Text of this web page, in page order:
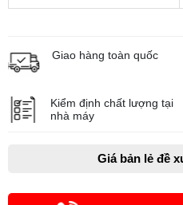
Giao hàng toàn quốc
Kiểm định chất lượng tại
nhà máy
Giá bản lẻ đề